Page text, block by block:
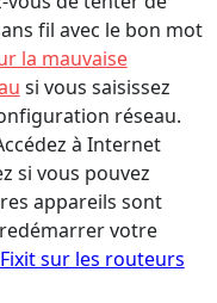
fil avec le bon mot
la mauvaise
si vous saisissez
réseau.
à Internet
si vous pouvez
appareils sont
votre
sur les routeurs